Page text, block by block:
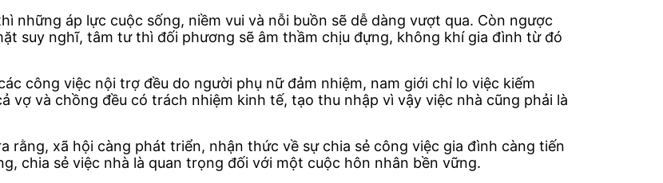
những áp lực cuộc sống, niềm vui và nỗi buồn sẽ dễ dàng vượt qua. Còn ngược
suy nghĩ, tâm tư thì đối phương sẽ âm thầm chịu đựng, không khí gia đình từ đó
công việc nội trợ đều do người phụ nữ đảm nhiệm, nam giới chỉ lo việc kiếm
vợ và chồng đều có trách nhiệm kinh tế, tạo thu nhập vì vậy việc nhà cũng phải là
rằng, xã hội càng phát triển, nhận thức về sự chia sẻ công việc gia đình càng tiến
chia sẻ việc nhà là quan trọng đối với một cuộc hôn nhân bền vững.